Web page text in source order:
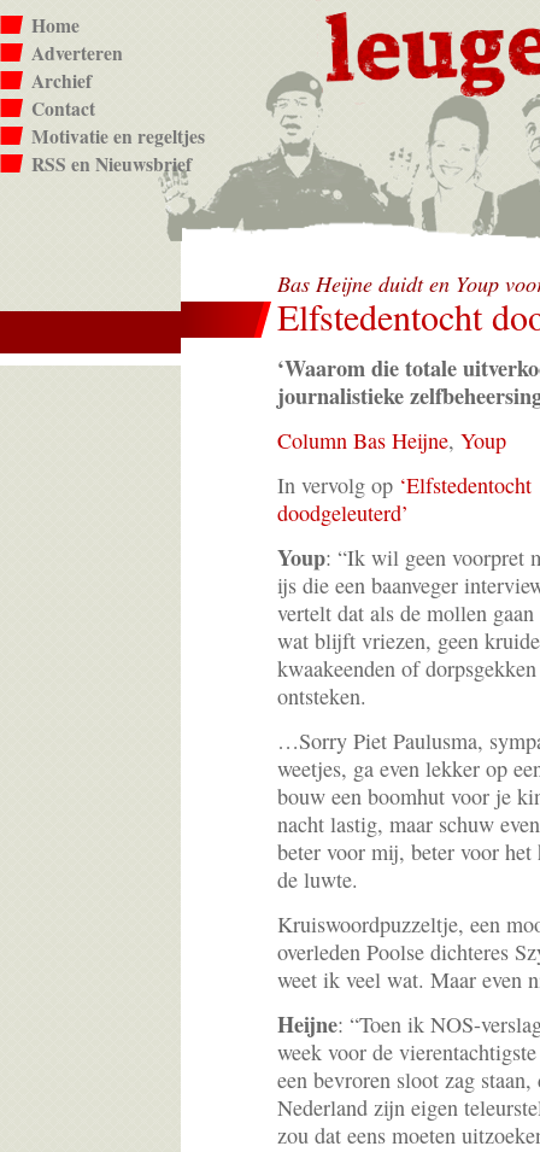
Home
Adverteren
Archief
Contact
Motivatie en regeltjes
RSS en Nieuwsbrief
Bas Heijne duidt en Youp
Elfstedentocht
‘Waarom die totale
journalistieke
Column Bas Heijne, Youp
In vervolg op ‘Elfstedentocht
doodgeleuterd’
Youp: “Ik wil geen voorpret
ijs die een baanveger
vertelt dat als de mollen
wat blijft vriezen, geen
kwaakeenden of
ontsteken.
…Sorry Piet Paulusma,
weetjes, ga even lekker op
bouw een boomhut voor je
nacht lastig, maar schuw
beter voor mij, beter voor
de luwte.
Kruiswoordpuzzeltje, een
overleden Poolse dichteres
weet ik veel wat. Maar even
Heijne: “Toen ik NOS-
week voor de
een bevroren sloot zag
Nederland zijn eigen
zou dat eens moeten